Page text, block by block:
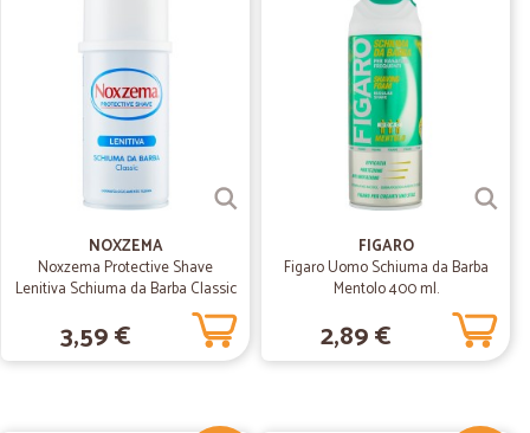
05/09/2020
05/06/2020
per il corriere!
02/04/2020
le normative anti covid con guanti mask e
NOXZEMA
Noxzema Protective Shave
Lenitiva Schiuma da Barba Classic
3,59 €
FIGARO
Figaro Uomo Schiuma da Barba
Mentolo 400 ml.
2,89 €